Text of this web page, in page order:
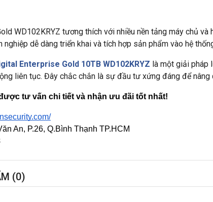
WD102KRYZ tương thích với nhiều nền tảng máy chủ
nghiệp dễ dàng triển khai và tích hợp sản phẩm vào hệ
Enterprise Gold 10TB WD102KRYZ là một giải pháp
liên tục. Đây chắc chắn là sự đầu tư xứng đáng để nâng
tư vấn chi tiết và nhận ưu đãi tốt nhất!
An, P.26, Q.Bình Thạnh TP.HCM
(0)